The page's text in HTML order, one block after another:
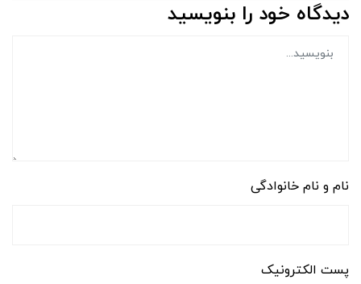
دیدگاه خود را بنویسید
نام و نام خانوادگی
پست الکترونیک